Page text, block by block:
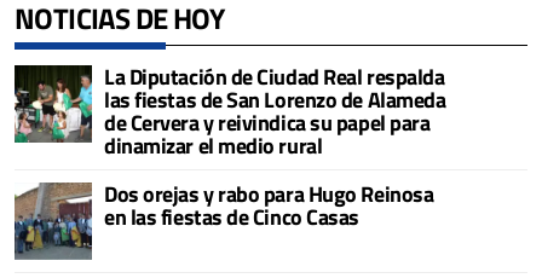
NOTICIAS DE HOY
La Diputación de Ciudad Real respalda
las fiestas de San Lorenzo de Alameda
de Cervera y reivindica su papel para
dinamizar el medio rural
Dos orejas y rabo para Hugo Reinosa
en las fiestas de Cinco Casas